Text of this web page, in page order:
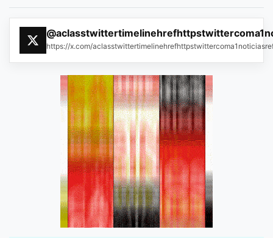
https://x.com/